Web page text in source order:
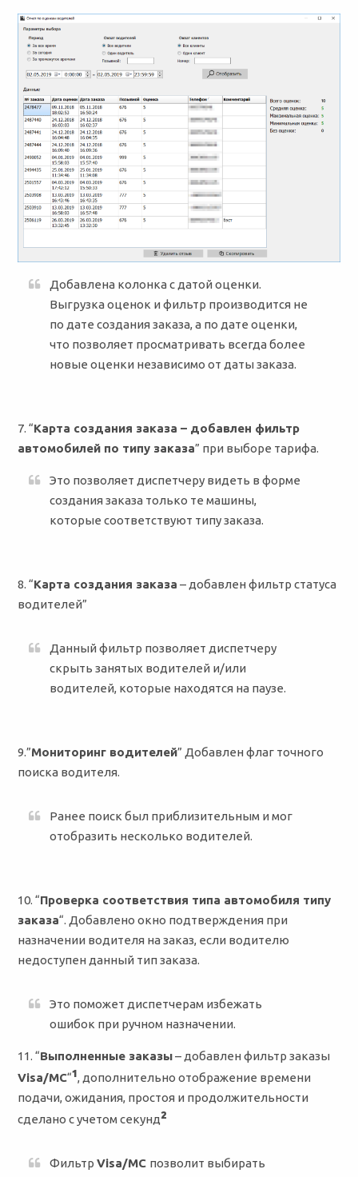
Добавлена колонка с датой оценки.
Выгрузка оценок и фильтр производится не
по дате создания заказа, а по дате оценки,
что позволяет просматривать всегда более
новые оценки независимо от даты заказа.
7. “Карта создания заказа – добавлен фильтр
автомобилей по типу заказа” при выборе тарифа.
Это позволяет диспетчеру видеть в форме
создания заказа только те машины,
которые соответствуют типу заказа.
8. “Карта создания заказа – добавлен фильтр статуса
водителей”
Данный фильтр позволяет диспетчеру
скрыть занятых водителей и/или
водителей, которые находятся на паузе.
9.”Мониторинг водителей” Добавлен флаг точного
поиска водителя.
Ранее поиск был приблизительным и мог
отобразить несколько водителей.
10. “Проверка соответствия типа автомобиля типу
заказа“. Добавлено окно подтверждения при
назначении водителя на заказ, если водителю
недоступен данный тип заказа.
Это поможет диспетчерам избежать
ошибок при ручном назначении.
11. “Выполненные заказы– добавлен фильтр заказы
Visa/MC“¹, дополнительно отображение времени
подачи, ожидания, простоя и продолжительности
сделано с учетом секунд²
Фильтр Visa/MC позволит выбирать